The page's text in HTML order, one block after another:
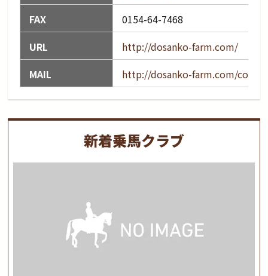
FAX
0154-64-7468
URL
http://dosanko-farm.com/
MAIL
http://dosanko-farm.com/
新着乗馬クラブ